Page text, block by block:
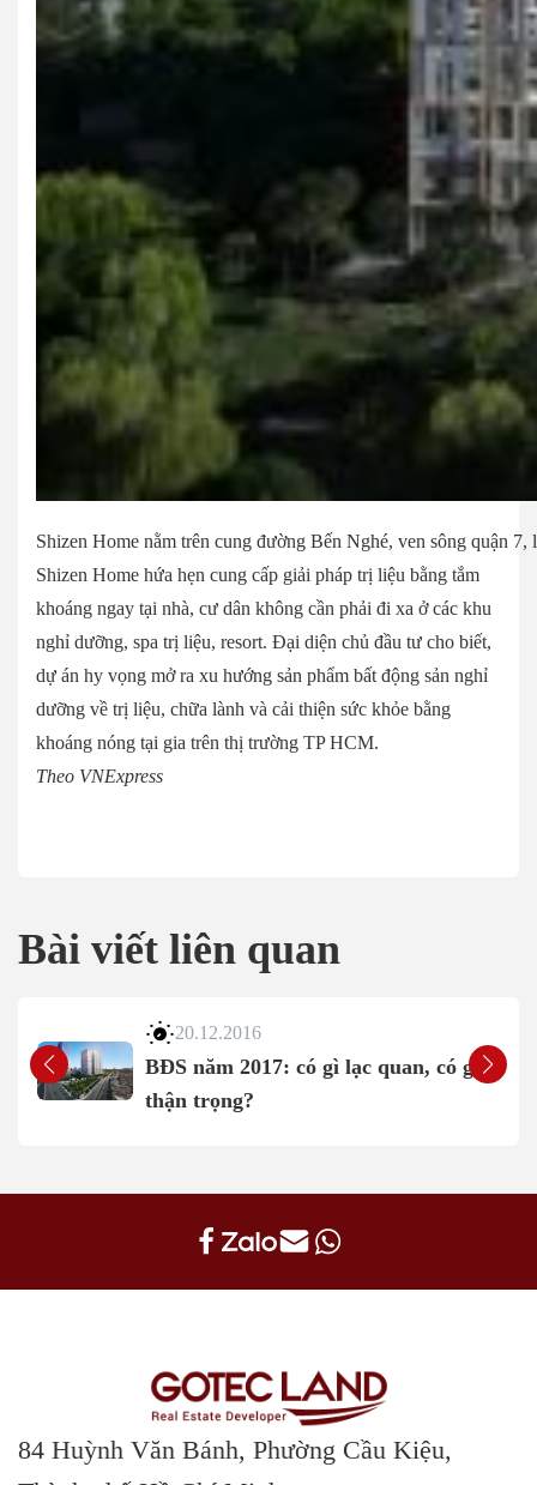
Shizen Home nằm trên cung đường Bến Nghé, ven sông quận
Shizen Home hứa hẹn cung cấp giải pháp trị liệu bằng tắm
khoáng ngay tại nhà, cư dân không cần phải đi xa ở các khu
nghỉ dưỡng, spa trị liệu, resort. Đại diện chủ đầu tư cho biết,
dự án hy vọng mở ra xu hướng sản phẩm bất động sản nghỉ
dưỡng về trị liệu, chữa lành và cải thiện sức khỏe bằng
khoáng nóng tại gia trên thị trường TP HCM.
Theo VNExpress
Bài viết liên quan
20.12.2016
BĐS năm 2017: có gì lạc quan, có gì
thận trọng?
84 Huỳnh Văn Bánh, Phường Cầu Kiệu,